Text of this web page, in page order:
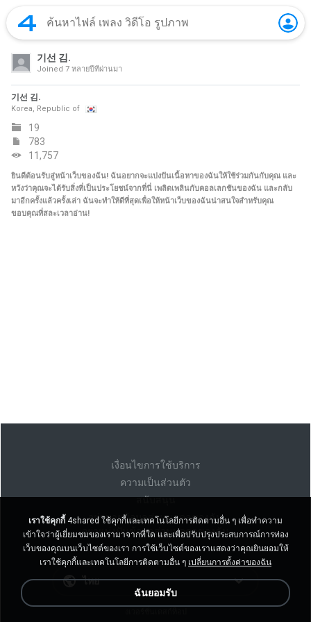
기선 김.
Joined 7 หลายปีที่ผ่านมา
기선 김.
Korea, Republic of
19
783
11,757
ยินดีต้อนรับสู่หน้าเว็บของฉัน! ฉันอยากจะแบ่งปันเนื้อหาของฉันให้ใช้ร่วมกันกับคุณ และ
หวังว่าคุณจะได้รับสิ่งที่เป็นประโยชน์จากที่นี่ เพลิดเพลินกับคอลเลกชันของฉัน และกลับ
มาอีกครั้งแล้วครั้งเล่า ฉันจะทำให้ดีที่สุดเพื่อให้หน้าเว็บของฉันน่าสนใจสำหรับคุณ
ขอบคุณที่สละเวลาอ่าน!
เงื่อนไขการใช้บริการ
ความเป็นส่วนตัว
สนับสนุน
อย่าขายข้อมูลส่วนบุคคลของฉัน
อย่าแบ่งปันข้อมูลส่วนบุคคลของฉัน
ไทย
เราใช้คุกกี้ 4shared ใช้คุกกี้และเทคโนโลยีการติดตามอื่น ๆ เพื่อทำความ
เข้าใจว่าผู้เยี่ยมชมของเรามาจากที่ใด และเพื่อปรับปรุงประสบการณ์การท่อง
เว็บของคุณบนเว็บไซต์ของเรา การใช้เว็บไซต์ของเราแสดงว่าคุณยินยอมให้
เราใช้คุกกี้และเทคโนโลยีการติดตามอื่น ๆ เปลี่ยนการตั้งค่าของฉัน
ฉันยอมรับ